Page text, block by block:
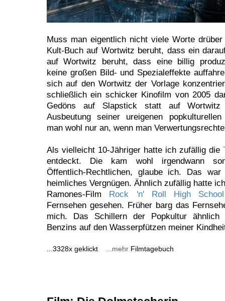
Muss man eigentlich nicht viele Worte
Kult-Buch auf Wortwitz beruht, dass ein
auf Wortwitz beruht, dass eine billig
keine großen Bild- und Spezialeffekte
sich auf den Wortwitz der Vorlage
schließlich ein schicker Kinofilm von 2005
Gedöns auf Slapstick statt auf
Ausbeutung seiner ureigenen
man wohl nur an, wenn man
Als vielleicht 10-Jähriger hatte ich zufällig die
entdeckt. Die kam wohl irgendwann
Öffentlich-Rechtlichen, glaube ich. Das war
heimliches Vergnügen. Ähnlich zufällig hatte
Ramones-Film Rock 'n' Roll High
Fernsehen gesehen. Früher barg das
mich. Das Schillern der Popkultur ähnlich
Benzins auf den Wasserpfützen meiner
...3328x geklickt ...mehr Filmtagebuch